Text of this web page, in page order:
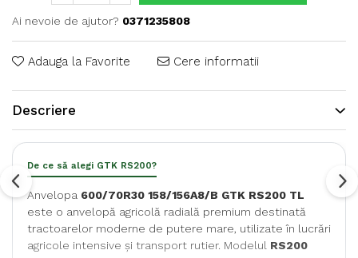
Ai nevoie de ajutor? 0371235808
Adauga la Favorite Cere informatii
Descriere
De ce să alegi GTK RS200?
Anvelopa 600/70R30 158/156A8/B GTK RS200 TL
este o anvelopă agricolă radială premium destinată
tractoarelor moderne de putere mare, utilizate în lucrări
agricole intensive și transport rutier. Modelul RS200